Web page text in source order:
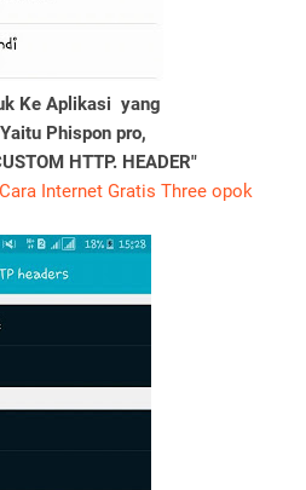
Ke Aplikasi yang
Phispon pro,
HTTP. HEADER"
Cara Internet Gratis Three opok